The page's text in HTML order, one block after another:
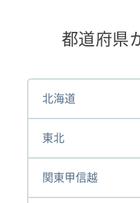
都道府県
北海道
東北
関東甲信越